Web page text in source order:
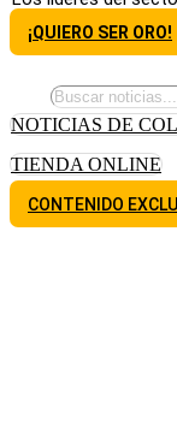
¡QUIERO SER ORO!
NOTICIAS DE
TIENDA ONLINE
CONTENIDO